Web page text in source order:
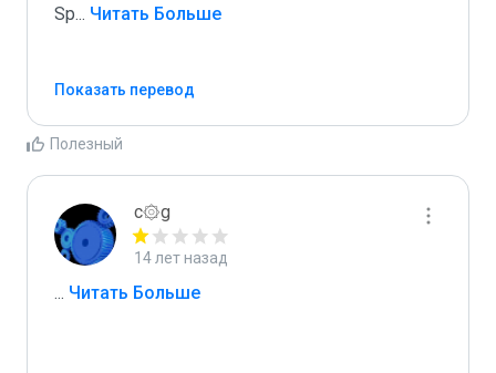
Sp... Читать Больше
Показать перевод
Полезный
c۞g
14 лет назад
... Читать Больше